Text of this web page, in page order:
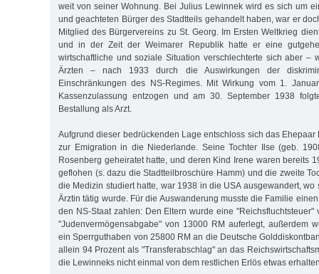
weit von seiner Wohnung. Bei Julius Lewinnek wird es sich um
und geachteten Bürger des Stadtteils gehandelt haben, war er
Mitglied des Bürgervereins zu St. Georg. Im Ersten Weltkrieg
und in der Zeit der Weimarer Republik hatte er eine
wirtschaftliche und soziale Situation verschlechterte sich aber –
Ärzten – nach 1933 durch die Auswirkungen der
Einschränkungen des NS-Regimes. Mit Wirkung vom 1.
Kassenzulassung entzogen und am 30. September 1938
Bestallung als Arzt.
Aufgrund dieser bedrückenden Lage entschloss sich das Ehepaar
zur Emigration in die Niederlande. Seine Tochter Ilse (geb.
Rosenberg geheiratet hatte, und deren Kind Irene waren bereits
geflohen (s. dazu die Stadtteilbroschüre Hamm) und die zweite
die Medizin studiert hatte, war 1938 in die USA ausgewandert, wo
Ärztin tätig wurde. Für die Auswanderung musste die Familie
den NS-Staat zahlen: Den Eltern wurde eine "Reichsfluchtsteuer"
"Judenvermögensabgabe" von 13000 RM auferlegt, außerdem
ein Sperrguthaben von 25800 RM an die Deutsche
allein 94 Prozent als "Transferabschlag" an das
die Lewinneks nicht einmal von dem restlichen Erlös etwas